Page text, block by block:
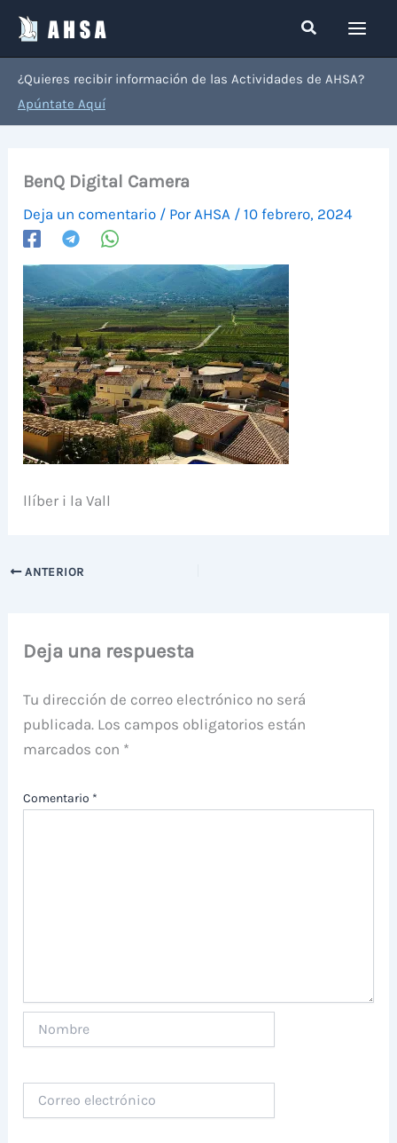
contenido
Buscar
¿Quieres recibir información de las Actividades de AHSA?
Apúntate Aquí
BenQ Digital Camera
Deja un comentario / Por AHSA /10 febrero, 2024
llíber i la Vall
ANTERIOR
Deja una respuesta
Tu dirección de correo electrónico no será
publicada. Los campos obligatorios están
marcados con *
Comentario *
electrónico